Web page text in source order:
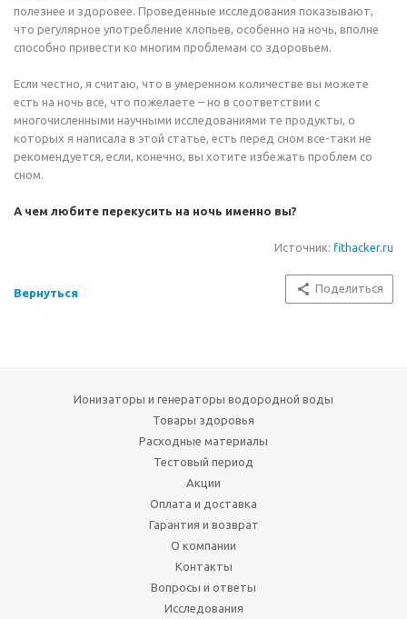
полезнее и здоровее. Проведенные исследования показывают,
что регулярное употребление хлопьев, особенно на ночь, вполне
способно привести ко многим проблемам со здоровьем.
Если честно, я считаю, что в умеренном количестве вы можете
есть на ночь все, что пожелаете – но в соответствии с
многочисленными научными исследованиями те продукты, о
которых я написала в этой статье, есть перед сном все-таки не
рекомендуется, если, конечно, вы хотите избежать проблем со
сном.
А чем любите перекусить на ночь именно вы?
Источник: fithacker.ru
Вернуться Поделиться
Ионизаторы и генераторы водородной воды
Товары здоровья
Расходные материалы
Тестовый период
Акции
Оплата и доставка
Гарантия и возврат
О компании
Контакты
Вопросы и ответы
Исследования